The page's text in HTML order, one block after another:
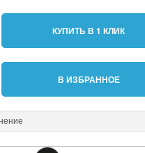
КУПИТЬ В 1 КЛИК
В ИЗБРАННОЕ